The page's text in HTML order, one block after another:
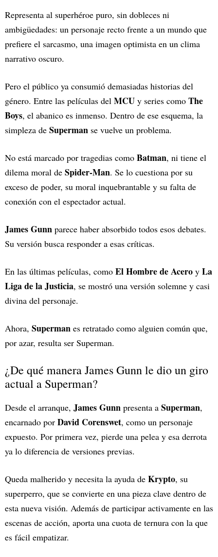
Representa al superhéroe puro, sin dobleces ni
ambigüedades: un personaje recto frente a un mundo que
prefiere el sarcasmo, una imagen optimista en un clima
narrativo oscuro.
Pero el público ya consumió demasiadas historias del
género. Entre las películas del MCU y series como The
Boys, el abanico es inmenso. Dentro de ese esquema, la
simpleza de Superman se vuelve un problema.
No está marcado por tragedias como Batman, ni tiene el
dilema moral de Spider-Man. Se lo cuestiona por su
exceso de poder, su moral inquebrantable y su falta de
conexión con el espectador actual.
James Gunn parece haber absorbido todos esos debates.
Su versión busca responder a esas críticas.
En las últimas películas, como El Hombre de Acero y La
Liga de la Justicia, se mostró una versión solemne y casi
divina del personaje.
Ahora, Superman es retratado como alguien común que,
por azar, resulta ser Superman.
¿De qué manera James Gunn le dio un giro
actual a Superman?
Desde el arranque, James Gunn presenta a Superman,
encarnado por David Corenswet, como un personaje
expuesto. Por primera vez, pierde una pelea y esa derrota
ya lo diferencia de versiones previas.
Queda malherido y necesita la ayuda de Krypto, su
superperro, que se convierte en una pieza clave dentro de
esta nueva visión. Además de participar activamente en las
escenas de acción, aporta una cuota de ternura con la que
es fácil empatizar.